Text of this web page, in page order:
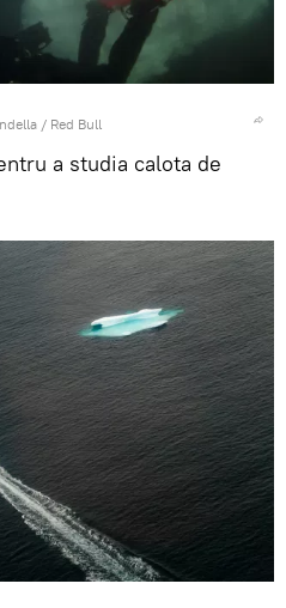
/ Red Bull
a studia calota de